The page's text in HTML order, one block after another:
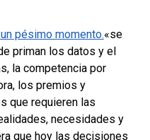
pésimo momento.«se
priman los datos y el
la competencia por
los premios y
que requieren las
necesidades y
que hoy las decisiones